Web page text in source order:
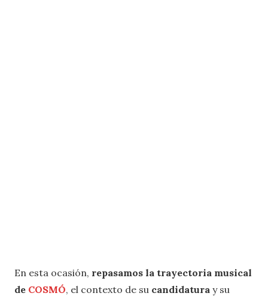
En esta ocasión, repasamos la trayectoria musical
de COSMÓ, el contexto de su candidatura y su